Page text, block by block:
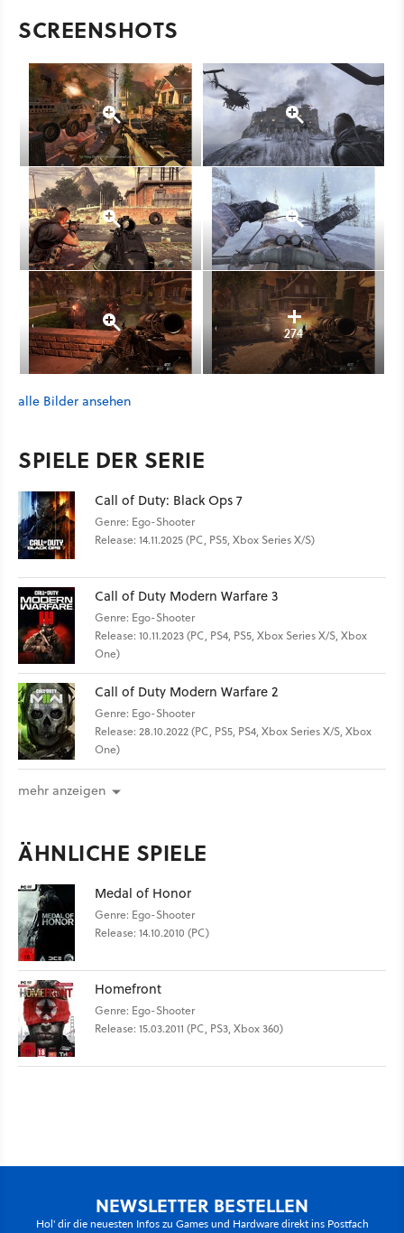
SCREENSHOTS
274
alle Bilder ansehen
SPIELE DER SERIE
Call of Duty: Black Ops 7
Genre: Ego-Shooter
Release: 14.11.2025 (PC, PS5, Xbox Series X/S)
Call of Duty Modern Warfare 3
Genre: Ego-Shooter
Release: 10.11.2023 (PC, PS4, PS5, Xbox Series X/S, Xbox
One)
Call of Duty Modern Warfare 2
Genre: Ego-Shooter
Release: 28.10.2022 (PC, PS5, PS4, Xbox Series X/S, Xbox
One)
mehr anzeigen
ÄHNLICHE SPIELE
Medal of Honor
Genre: Ego-Shooter
Release: 14.10.2010 (PC)
Homefront
Genre: Ego-Shooter
Release: 15.03.2011 (PC, PS3, Xbox 360)
NEWSLETTER BESTELLEN
Hol' dir die neuesten Infos zu Games und Hardware direkt ins Postfach